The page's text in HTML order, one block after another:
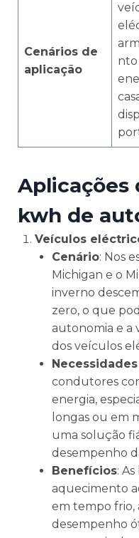
Cenários de
aplicação
nto
Aplicações
kwh de
Veículos
Cenário: Nos
Michigan e o
inverno
zero, o que
autonomia e a
dos veículos
condutores
energia,
longas ou em
uma solução
desempenho
Benefícios:
aquecimento
em tempo frio,
desempenho